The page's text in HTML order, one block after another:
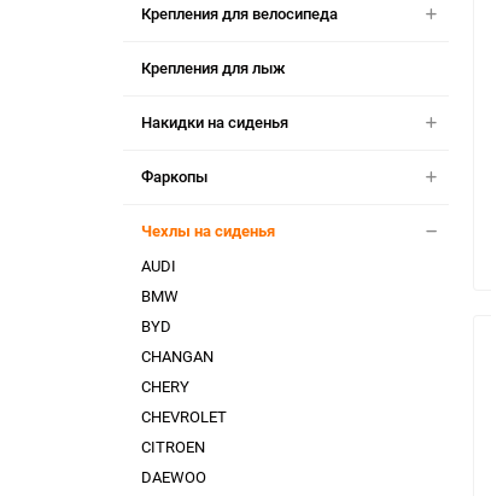
Крепления для велосипеда
Крепления для лыж
Накидки на сиденья
Фаркопы
Чехлы на сиденья
AUDI
BMW
BYD
CHANGAN
CHERY
CHEVROLET
CITROEN
DAEWOO